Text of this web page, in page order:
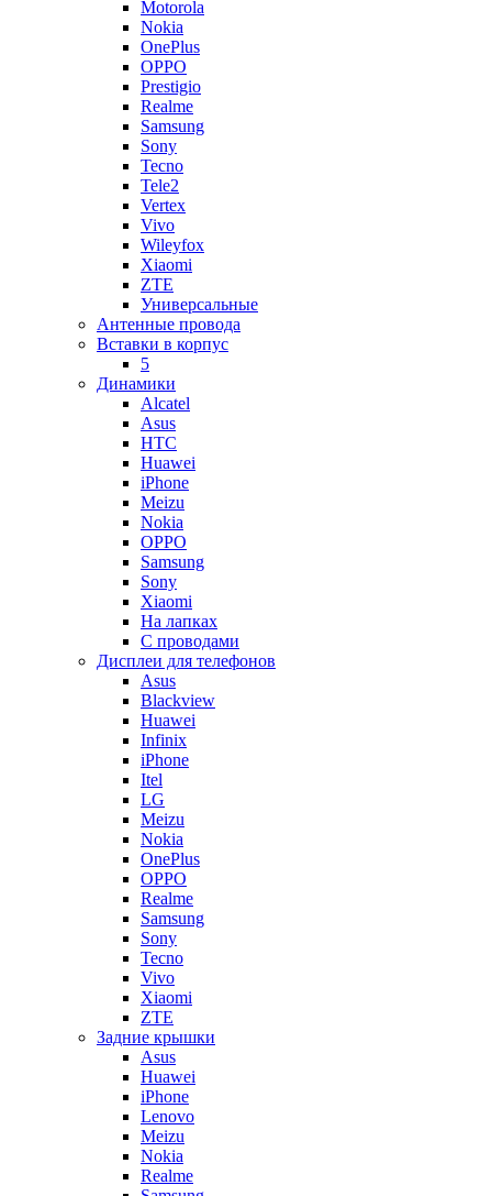
Motorola
Nokia
OnePlus
OPPO
Prestigio
Realme
Samsung
Sony
Tecno
Tele2
Vertex
Vivo
Wileyfox
Xiaomi
ZTE
Универсальные
Антенные провода
Вставки в корпус
5
Динамики
Alcatel
Asus
HTC
Huawei
iPhone
Meizu
Nokia
OPPO
Samsung
Sony
Xiaomi
На лапках
С проводами
Дисплеи для телефонов
Asus
Blackview
Huawei
Infinix
iPhone
Itel
LG
Meizu
Nokia
OnePlus
OPPO
Realme
Samsung
Sony
Tecno
Vivo
Xiaomi
ZTE
Задние крышки
Asus
Huawei
iPhone
Lenovo
Meizu
Nokia
Realme